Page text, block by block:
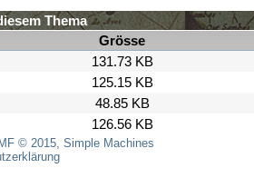
Thema
Grösse
131.73 KB
125.15 KB
48.85 KB
126.56 KB
© 2015, Simple Machines